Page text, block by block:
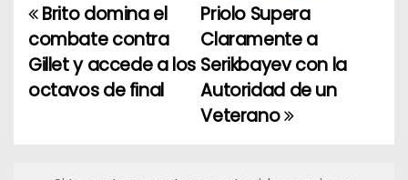
N
a
v
Priolo Supera
Claramente a
Serikbayev con la
Autoridad de un
Veterano
Brito domina el
combate contra
Gillet y accede a los
octavos de final